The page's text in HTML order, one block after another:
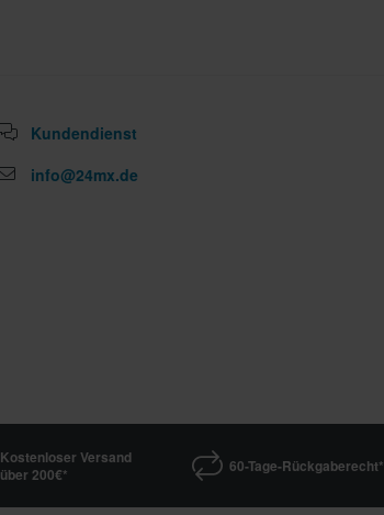
Kundendienst
info@24mx.de
Kostenloser Versand
über 200€*
60-Tage-Rückgaberecht*